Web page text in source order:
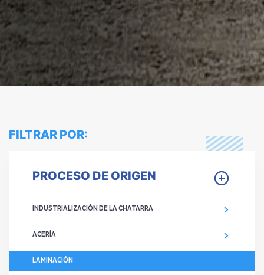
FILTRAR POR:
PROCESO DE ORIGEN
INDUSTRIALIZACIÓN DE LA CHATARRA
ACERÍA
LAMINACIÓN